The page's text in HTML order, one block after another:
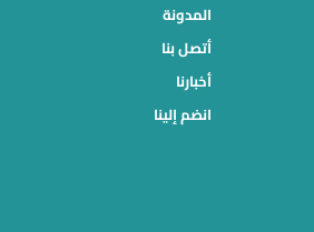
المدونة
أتصل بنا
أخبارنا
انضم إلينا